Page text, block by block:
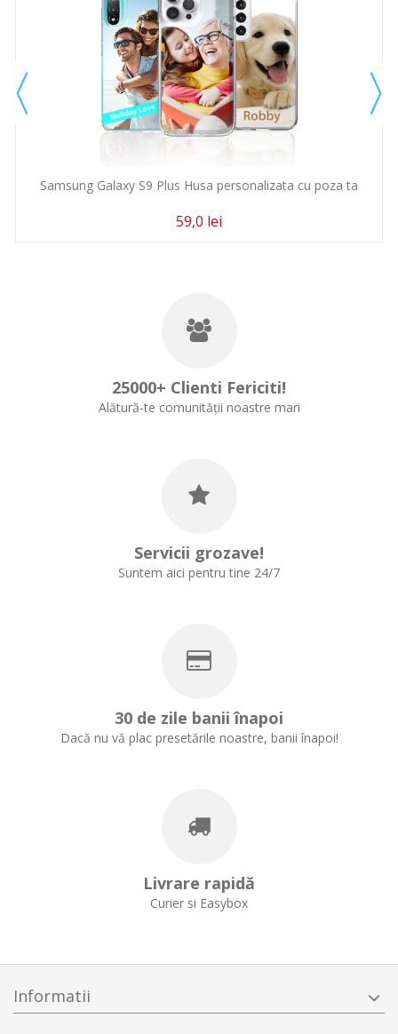
Samsung Galaxy S9 Plus Husa personalizata cu poza ta
59,0 lei
25000+ Clienti Fericiti!
Alătură-te comunității noastre mari
Servicii grozave!
Suntem aici pentru tine 24/7
30 de zile banii înapoi
Dacă nu vă plac presetările noastre, banii înapoi!
Livrare rapidă
Curier si Easybox
Informatii